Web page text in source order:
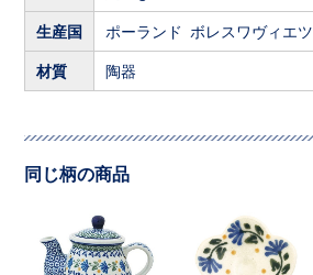
生産国 ポーランド ボレスワヴィエツ
材質 陶器
同じ柄の商品